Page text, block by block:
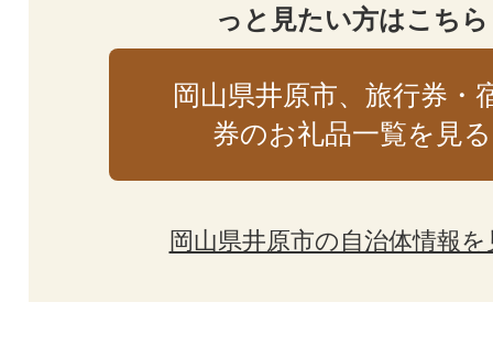
っと見たい方はこちら
岡山県井原市、旅行券・
券のお礼品一覧を見る
岡山県井原市の自治体情報を